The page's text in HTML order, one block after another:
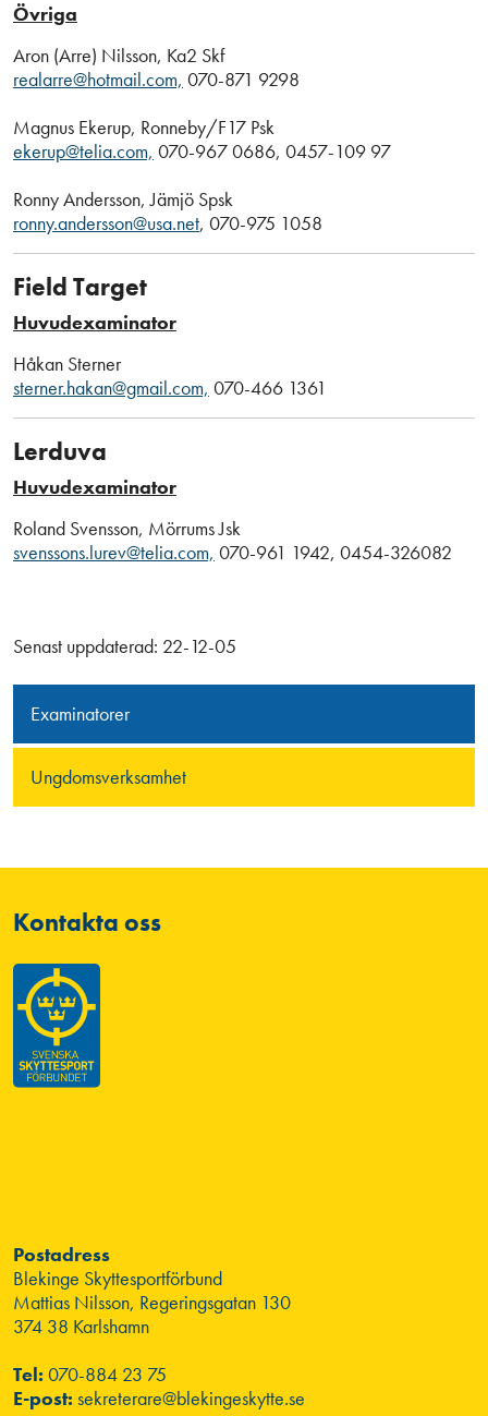
Examinatorer
Ungdomsverksamhet
Övriga
Aron (Arre) Nilsson, Ka2 Skf
realarre@hotmail.com, 070-871 9298
Magnus Ekerup, Ronneby/F17 Psk
ekerup@telia.com, 070-967 0686, 0457-109 97
Ronny Andersson, Jämjö Spsk
ronny.andersson@usa.net, 070-975 1058
Field Target
Huvudexaminator
Håkan Sterner
sterner.hakan@gmail.com, 070-466 1361
Lerduva
Huvudexaminator
Roland Svensson, Mörrums Jsk
svenssons.lurev@telia.com, 070-961 1942, 0454-326082
Senast uppdaterad: 22-12-05
Kontakta oss
Postadress
Blekinge Skyttesportförbund
Mattias Nilsson, Regeringsgatan 130
374 38 Karlshamn
Tel: 070-884 23 75
E-post: sekreterare@blekingeskytte.se